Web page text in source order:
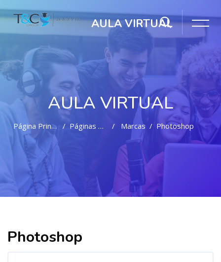
AULA VIRTUAL
AULA VIRTUAL
Página Principal Páginas Del Sitio Marcas Photoshop
Photoshop